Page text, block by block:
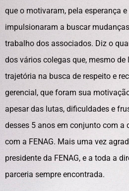
que o motivaram, pela esperança
impulsionaram a buscar
trabalho dos associados. Diz o
dos vários colegas que, mesmo
trajetória na busca de respeito e
gerencial, que foram sua
apesar das lutas, dificuldades e
desses 5 anos em conjunto com a
com a FENAG. Mais uma vez
presidente da FENAG, e a toda a
parceria sempre encontrada.